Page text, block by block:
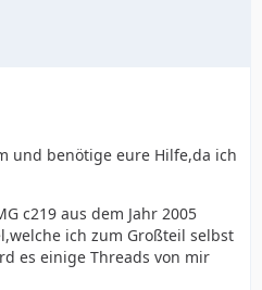
und benötige eure Hilfe,da ich
c219 aus dem Jahr 2005
ich zum Großteil selbst
es einige Threads von mir